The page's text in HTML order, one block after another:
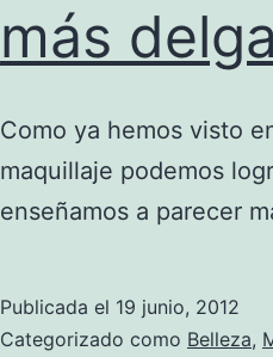
más
Como ya hemos visto
maquillaje podemos
enseñamos a parecer
Publicada el 19 junio, 2012
Categorizado como Belleza,